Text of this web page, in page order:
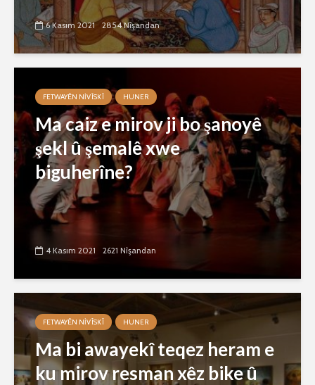
6 Kasım 2021 2854 Nîşandan
FETWAYÊN NIVÎSKÎ HUNER
Ma caiz e mirov ji bo şanoyê
şekl û şemalê xwe
biguherîne?
4 Kasım 2021 2621 Nîşandan
FETWAYÊN NIVÎSKÎ HUNER
Ma bi awayekî teqez heram e
ku mirov resman xêz bike û